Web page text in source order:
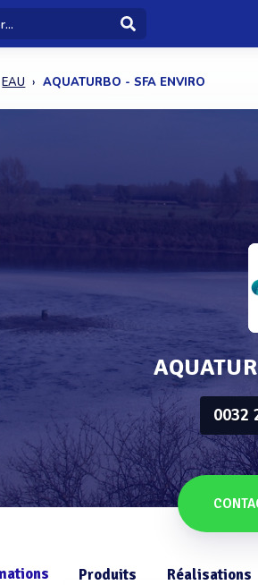
EAU AQUATURBO - SFA ENVIRO
0032
Produits Réalisations